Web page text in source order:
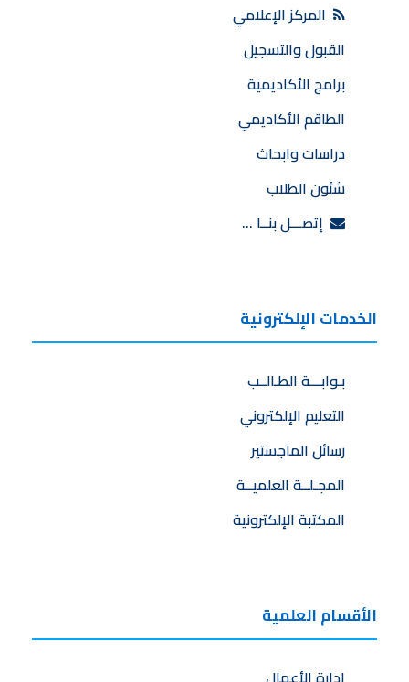
المركز الإعلامي
القبول والتسجيل
برامج الأكاديمية
الطاقم الأكاديمي
دراسات وابحاث
شئون الطلاب
إتصـــل بنــا …
الخدمات الإلكترونية
بـوابـــة الطـالــب
التعليم الإلكتروني
رسائل الماجستير
المجـلــة العلميــة
المكتبة الإلكترونية
الأقسام العلمية